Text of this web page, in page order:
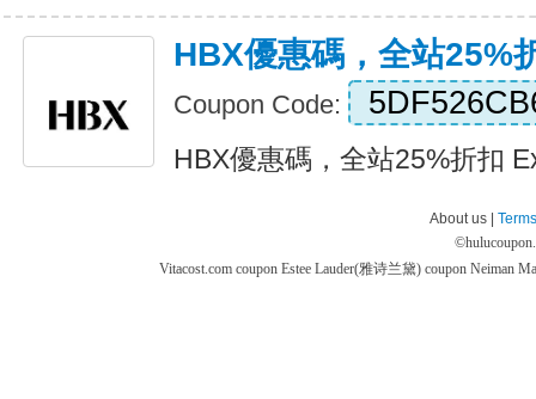
HBX優惠碼，全站25%
Coupon Code:
HBX優惠碼，全站25%折扣
About us |
©
Vitacost.com coupon Estee Lauder(雅诗兰黛) coupon Neiman